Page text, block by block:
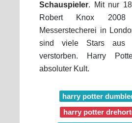
Schauspieler. Mit nur
Robert Knox
Messerstecherei in
sind viele Stars aus
verstorben. Harry
absoluter Kult.
harry potter
harry potter